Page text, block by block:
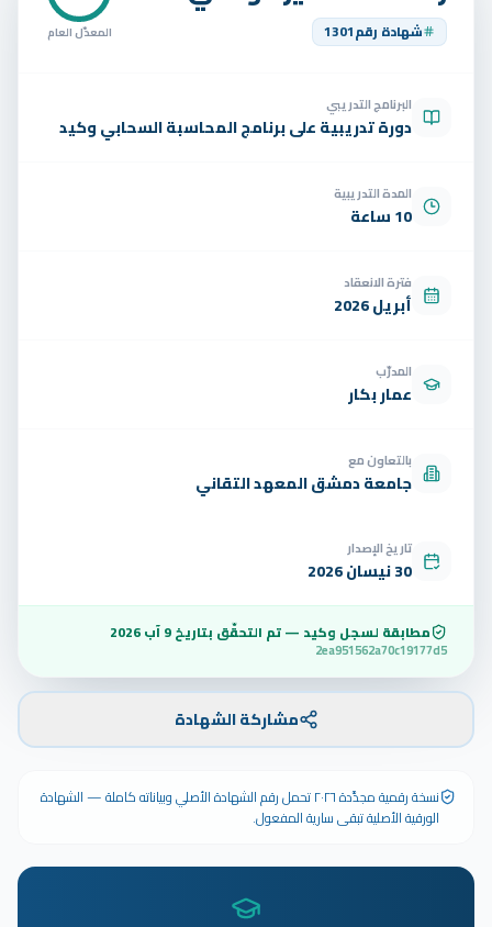
الوظائف
شهادة رقم1301 المعدّل العام
البرنامج التدريبي
دورة تدريبية على برنامج المحاسبة السحابي وكيد
المدة التدريبية
10 ساعة
فترة الانعقاد
أبريل 2026
المدرّب
عمار بكار
بالتعاون مع
جامعة دمشق المعهد التقاني
تاريخ الإصدار
30 نيسان 2026
مطابقة لسجل وكيد — تم التحقّق بتاريخ9 آب 2026
2ea951562a70c19177d5
مشاركة الشهادة
نسخة رقمية مجدَّدة ٢٠٢٦ تحمل رقم الشهادة الأصلي وبياناته كاملة — الشهادة
الورقية الأصلية تبقى سارية المفعول.